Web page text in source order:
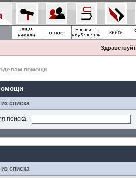
помощи
списка
поиска
списка